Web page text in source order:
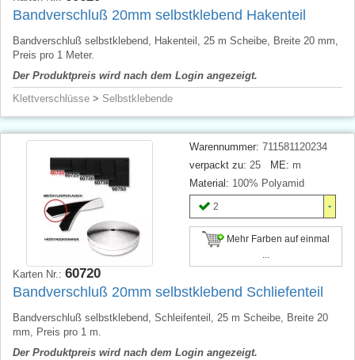
Bandverschluß 20mm selbstklebend Hakenteil
Bandverschluß selbstklebend, Hakenteil, 25 m Scheibe, Breite 20 mm,
Preis pro 1 Meter.
Der Produktpreis wird nach dem Login angezeigt.
Klettverschlüsse > Selbstklebende
Warennummer: 711581120234
verpackt zu: 25 ME: m
Material: 100% Polyamid
2
Mehr Farben auf einmal
Karten Nr.: 60720
Bandverschluß 20mm selbstklebend Schliefenteil
Bandverschluß selbstklebend, Schleifenteil, 25 m Scheibe, Breite 20
mm, Preis pro 1 m.
Der Produktpreis wird nach dem Login angezeigt.